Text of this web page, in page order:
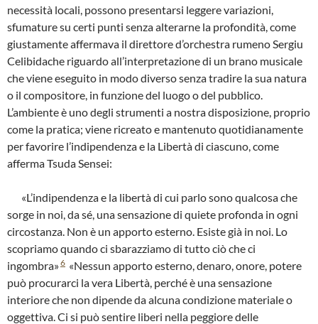
necessità locali, possono presentarsi leggere variazioni,
sfumature su certi punti senza alterarne la profondità, come
giustamente affermava il direttore d’orchestra rumeno Sergiu
Celibidache riguardo all’interpretazione di un brano musicale
che viene eseguito in modo diverso senza tradire la sua natura
o il compositore, in funzione del luogo o del pubblico.
L’ambiente è uno degli strumenti a nostra disposizione, proprio
come la pratica; viene ricreato e mantenuto quotidianamente
per favorire l’indipendenza e la Libertà di ciascuno, come
afferma Tsuda Sensei:
«L’indipendenza e la libertà di cui parlo sono qualcosa che
sorge in noi, da sé, una sensazione di quiete profonda in ogni
circostanza. Non è un apporto esterno. Esiste già in noi. Lo
scopriamo quando ci sbarazziamo di tutto ciò che ci
ingombra»6 «Nessun apporto esterno, denaro, onore, potere
può procurarci la vera Libertà, perché è una sensazione
interiore che non dipende da alcuna condizione materiale o
oggettiva. Ci si può sentire liberi nella peggiore delle